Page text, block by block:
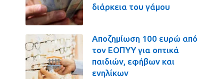
διάρκεια του γάμου
Αποζημίωση 100 ευρώ από
τον ΕΟΠΥΥ για οπτικά
παιδιών, εφήβων και
ενηλίκων